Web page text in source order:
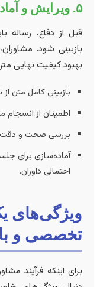
۵. ویرایش و آماده‌سازی برای دفاع
قبل از دفاع، رساله
بازبینی شود.
بهبود کیفیت نهایی
بازبینی کامل متن
اطمینان از
بررسی صحت و دقت
آماده‌سازی برای
احتمالی داوران.
ویژگی‌های
تخصصی و
برای اینکه فرآیند